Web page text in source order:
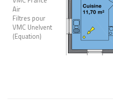
Air
Filtres pour
VMC Unelvent
(Equation)